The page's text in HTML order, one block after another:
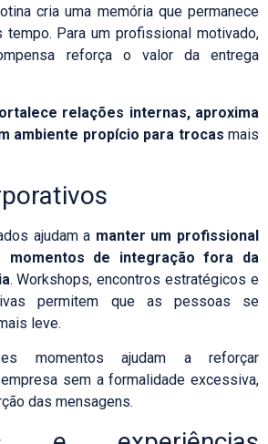
cria uma memória que permanece
Para um profissional motivado,
reforça o valor da entrega
relações internas, aproxima
ambiente propício para trocas mais
ajudam a manter um profissional
momentos de integração fora da
. Workshops, encontros estratégicos e
permitem que as pessoas se
leve.
momentos ajudam a reforçar
sem a formalidade excessiva,
das mensagens.